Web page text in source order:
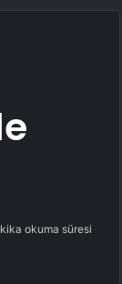
okuma süresi